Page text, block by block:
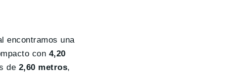
encontramos una
con 4,20
de 2,60 metros,